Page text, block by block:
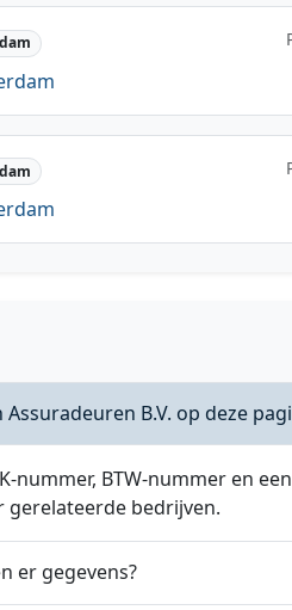
B.V. op deze
nummer, BTW-nummer en
gerelateerde bedrijven.
er gegevens?